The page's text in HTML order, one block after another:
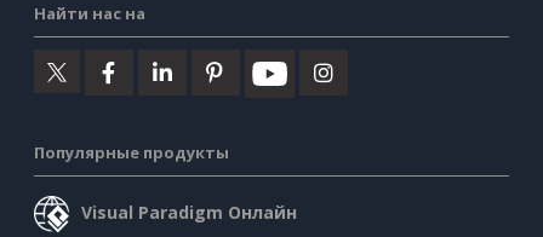
Найти нас на
Популярные продукты
Visual Paradigm Онлайн